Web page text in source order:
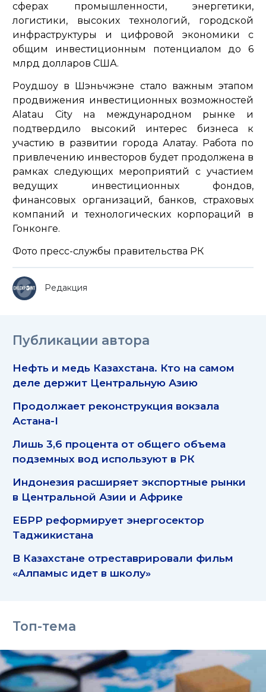
сферах промышленности, энергетики,
логистики, высоких технологий, городской
инфраструктуры и цифровой экономики с
общим инвестиционным потенциалом до 6
млрд долларов США.
Роудшоу в Шэньчжэне стало важным этапом
продвижения инвестиционных возможностей
Alatau City на международном рынке и
подтвердило высокий интерес бизнеса к
участию в развитии города Алатау. Работа по
привлечению инвесторов будет продолжена в
рамках следующих мероприятий с участием
ведущих инвестиционных фондов,
финансовых организаций, банков, страховых
компаний и технологических корпораций в
Гонконге.
Фото пресс-службы правительства РК
Редакция
Публикации автора
Нефть и медь Казахстана. Кто на самом
деле держит Центральную Азию
Продолжает реконструкция вокзала
Астана-I
Лишь 3,6 процента от общего объема
подземных вод используют в РК
Индонезия расширяет экспортные рынки
в Центральной Азии и Африке
ЕБРР реформирует энергосектор
Таджикистана
В Казахстане отреставрировали фильм
«Алпамыс идет в школу»
Топ-тема